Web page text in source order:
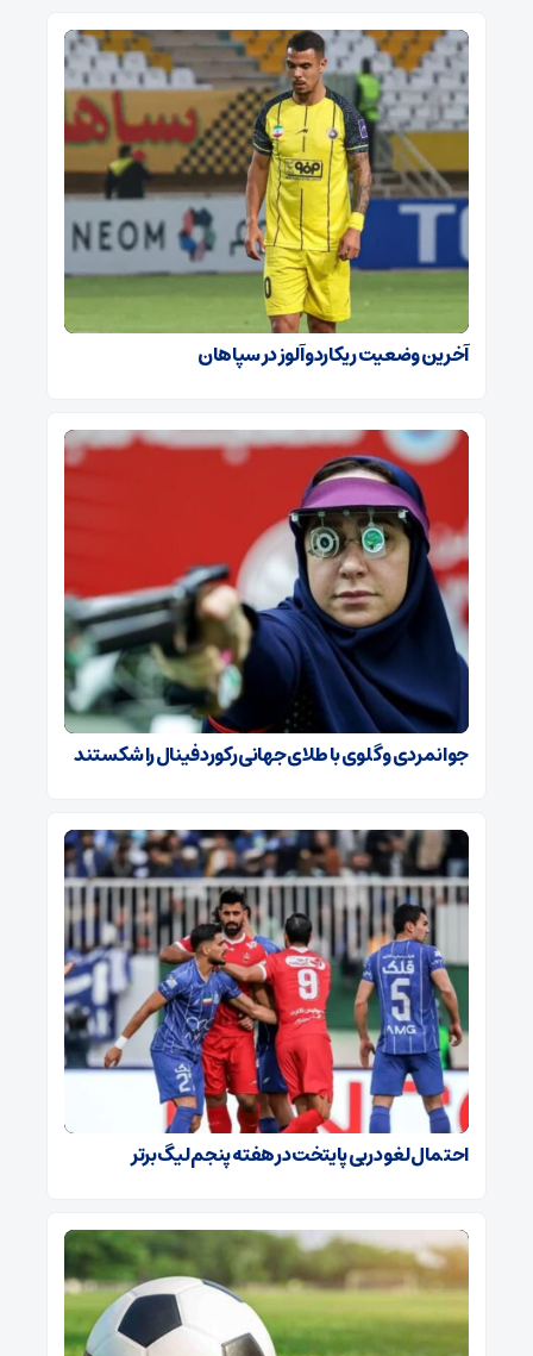
آخرین وضعیت ریکاردو آلوز در سپاهان
جوانمردی و گلوی با طلای جهانی رکورد فینال را شکستند
احتمال لغو دربی پایتخت در هفته پنجم لیگ برتر